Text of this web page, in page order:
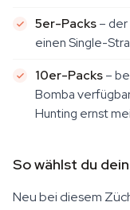
5er-Packs–
einen Single-
10er-Packs–
Bomba
Hunting ernst
So wählst du
Neu bei diesem